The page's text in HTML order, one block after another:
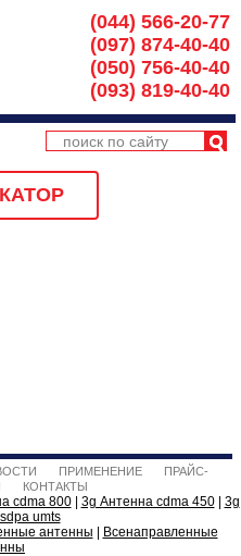
(044) 566-20-77
(097) 874-40-40
(050) 756-40-40
(093) 819-40-40
ПРИМЕНЕНИЕ
ПРАЙС-
КОНТАКТЫ
cdma 800| 3g Антенна cdma 450| 3g
umts
антенны
Всенаправленные